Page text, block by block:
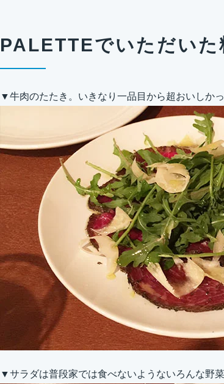
PALETTEでいただいた
▼牛肉のたたき。いきなり一品目から超おいしかっ
▼サラダは普段家では食べないようないろんな野